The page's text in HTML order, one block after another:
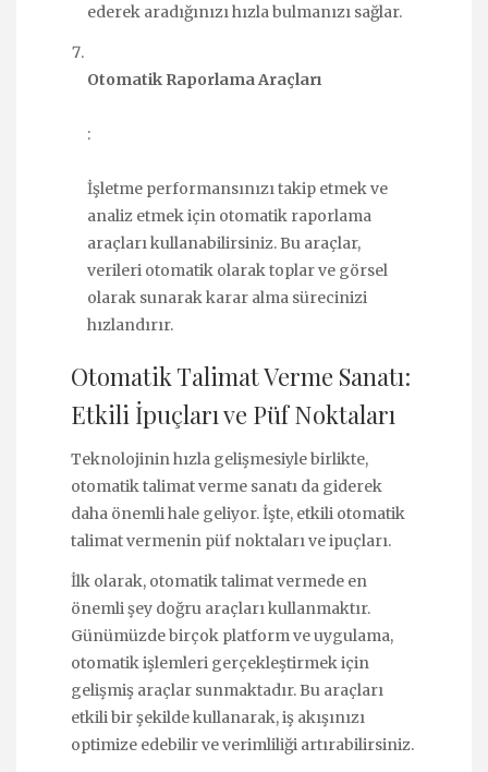
ederek aradığınızı hızla bulmanızı sağlar.
Otomatik Raporlama Araçları
:
İşletme performansınızı takip etmek ve
analiz etmek için otomatik raporlama
araçları kullanabilirsiniz. Bu araçlar,
verileri otomatik olarak toplar ve görsel
olarak sunarak karar alma sürecinizi
hızlandırır.
Otomatik Talimat Verme Sanatı:
Etkili İpuçları ve Püf Noktaları
Teknolojinin hızla gelişmesiyle birlikte,
otomatik talimat verme sanatı da giderek
daha önemli hale geliyor. İşte, etkili otomatik
talimat vermenin püf noktaları ve ipuçları.
İlk olarak, otomatik talimat vermede en
önemli şey doğru araçları kullanmaktır.
Günümüzde birçok platform ve uygulama,
otomatik işlemleri gerçekleştirmek için
gelişmiş araçlar sunmaktadır. Bu araçları
etkili bir şekilde kullanarak, iş akışınızı
optimize edebilir ve verimliliği artırabilirsiniz.